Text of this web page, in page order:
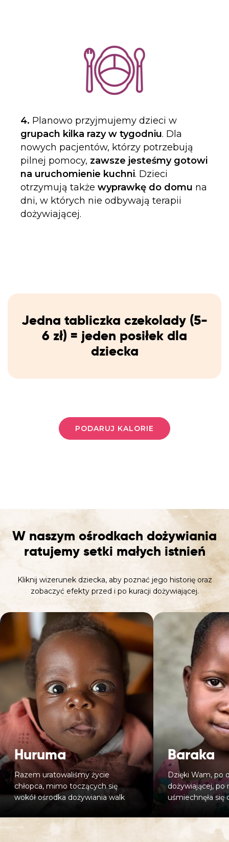
4. Planowo przyjmujemy dzieci w
grupach kilka razy w tygodniu. Dla
nowych pacjentów, którzy potrzebują
pilnej pomocy, zawsze jesteśmy gotowi
na uruchomienie kuchni. Dzieci
otrzymują także wyprawkę do domu na
dni, w których nie odbywają terapii
dożywiającej.
Jedna tabliczka czekolady (5-
6 zł) = jeden posiłek dla
dziecka
PODARUJ KALORIE
W naszym ośrodkach dożywiania
ratujemy setki małych istnień
Kliknij wizerunek dziecka, aby poznać jego historię oraz
zobaczyć efekty przed i po kuracji dożywiającej.
Huruma
Razem uratowaliśmy życie
chłopca, mimo toczących się
wokół ośrodka dożywiania walk
Baraka
Dzięki Wam, po
dożywiającej, po
uśmiechnęła się